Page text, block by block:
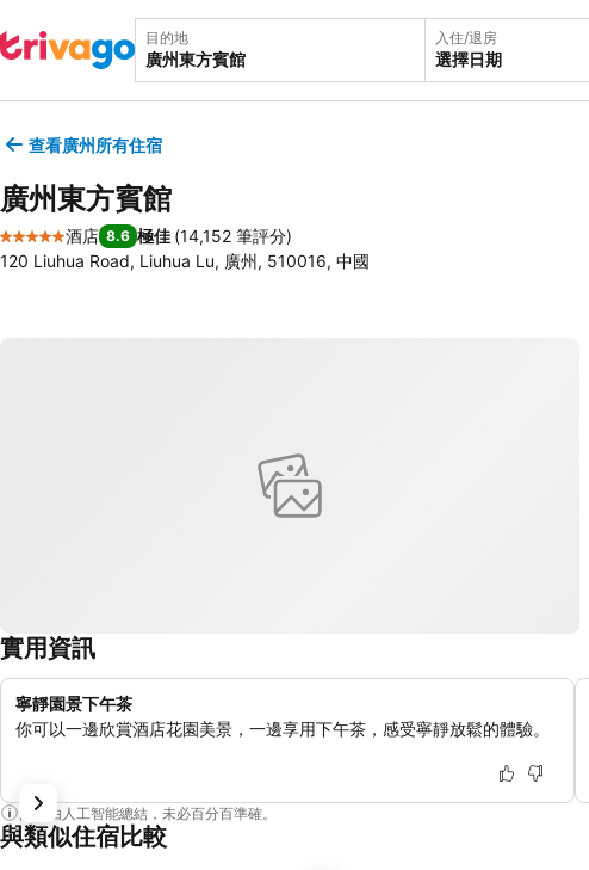
目的地 入住/退房
選擇日期
查看廣州所有住宿
廣州東方賓館
5 星級
酒店 8.6 極佳 (14,152 筆評分)
120 Liuhua Road, Liuhua Lu, 廣州, 510016, 中國
實用資訊
寧靜園景下午茶
你可以一邊欣賞酒店花園美景，一邊享用下午茶，感受寧靜放鬆的體驗。
內容由人工智能總結，未必百分百準確。
與類似住宿比較